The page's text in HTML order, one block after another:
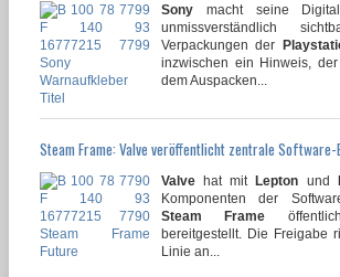
Sony macht seine
unmissverständlich
Verpackungen der
inzwischen ein Hinweis,
dem Auspacken...
Steam Frame: Valve veröffentlicht zentrale Software-
Valve hat mitLepton und
Komponenten der
Steam Frame
bereitgestellt. Die Freigabe
Linie an...